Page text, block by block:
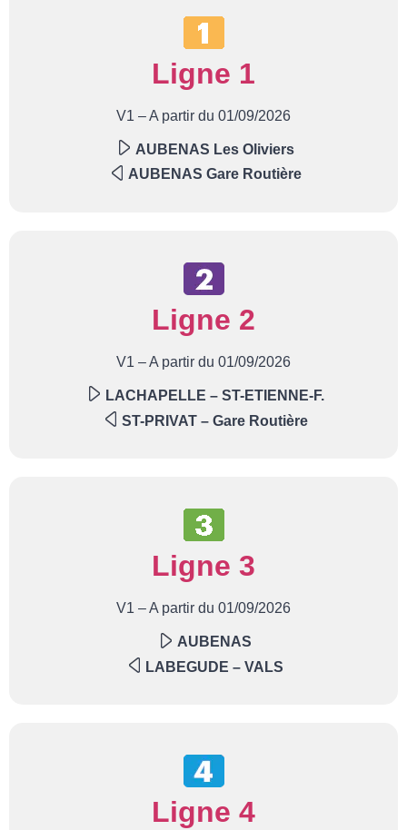
Ligne 1
V1 – A partir du 01/09/2026
AUBENAS Les Oliviers
AUBENAS Gare Routière
Ligne 2
V1 – A partir du 01/09/2026
LACHAPELLE – ST-ETIENNE-F.
ST-PRIVAT – Gare Routière
Ligne 3
V1 – A partir du 01/09/2026
AUBENAS
LABEGUDE – VALS
Ligne 4